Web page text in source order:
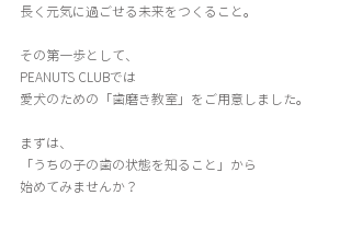
長く元気に過ごせる未来をつくること。
その第一歩として、
PEANUTS CLUBでは
愛犬のための「歯磨き教室」をご用意しました。
まずは、
「うちの子の歯の状態を知ること」から
始めてみませんか？